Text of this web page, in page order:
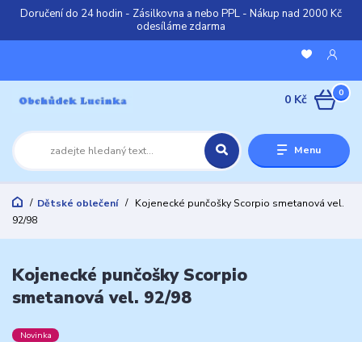
Doručení do 24 hodin - Zásilkovna a nebo PPL - Nákup nad 2000 Kč
odesíláme zdarma
Menu
0
0 Kč
Dětské oblečení
Kojenecké punčošky Scorpio smetanová vel.
92/98
Kojenecké punčošky Scorpio
smetanová vel. 92/98
Novinka